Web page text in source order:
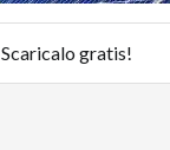
Scaricalo gratis!